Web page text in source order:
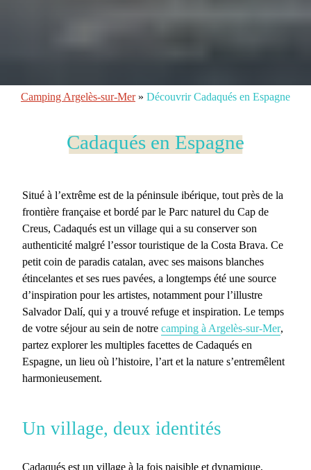
Camping Argelès-sur-Mer» Découvrir Cadaqués en Espagne
Cadaqués en Espagne
Situé à l’extrême est de la péninsule ibérique, tout près de la
frontière française et bordé par le Parc naturel du Cap de
Creus, Cadaqués est un village qui a su conserver son
authenticité malgré l’essor touristique de la Costa Brava. Ce
petit coin de paradis catalan, avec ses maisons blanches
étincelantes et ses rues pavées, a longtemps été une source
d’inspiration pour les artistes, notamment pour l’illustre
Salvador Dalí, qui y a trouvé refuge et inspiration. Le temps
de votre séjour au sein de notre camping à Argelès-sur-Mer,
partez explorer les multiples facettes de Cadaqués en
Espagne, un lieu où l’histoire, l’art et la nature s’entremêlent
harmonieusement.
Un village, deux identités
Cadaqués est un village à la fois paisible et dynamique,